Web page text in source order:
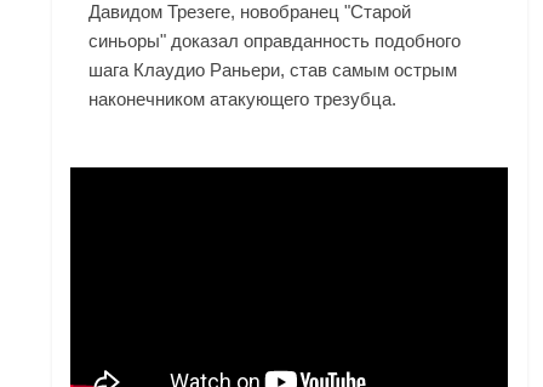
Давидом Трезеге, новобранец "Старой
синьоры" доказал оправданность подобного
шага Клаудио Раньери, став самым острым
наконечником атакующего трезубца.